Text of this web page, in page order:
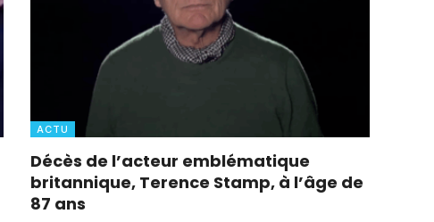
ACTU
Décès de l’acteur emblématique
britannique, Terence Stamp, à l’âge de
87 ans